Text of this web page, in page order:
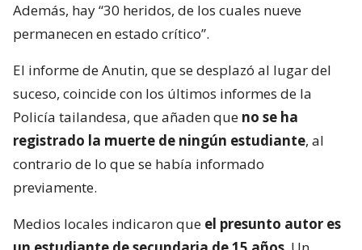
Además, hay “30 heridos, de los cuales nueve
permanecen en estado crítico”.
El informe de Anutin, que se desplazó al lugar del
suceso, coincide con los últimos informes de la
Policía tailandesa, que añaden que no se ha
registrado la muerte de ningún estudiante, al
contrario de lo que se había informado
previamente.
Medios locales indicaron que el presunto autor es